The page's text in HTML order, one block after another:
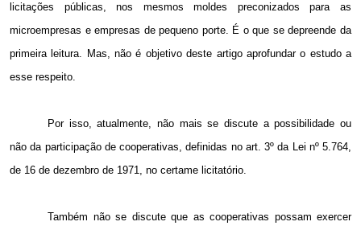
licitações públicas, nos mesmos moldes preconizados para as
microempresas e empresas de pequeno porte. É o que se depreende da
primeira leitura. Mas, não é objetivo deste artigo aprofundar o estudo a
esse respeito.
Por isso, atualmente, não mais se discute a possibilidade ou
não da participação de cooperativas, definidas no art. 3º da Lei nº 5.764,
de 16 de dezembro de 1971, no certame licitatório.
Também não se discute que as cooperativas possam exercer